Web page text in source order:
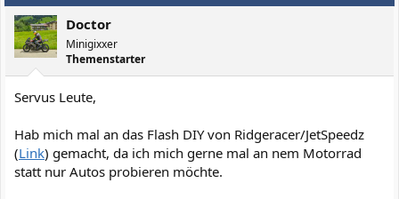
Doctor
Minigixxer
Themenstarter
Servus Leute,
Hab mich mal an das Flash DIY von Ridgeracer/JetSpeedz
(Link) gemacht, da ich mich gerne mal an nem Motorrad
statt nur Autos probieren möchte.